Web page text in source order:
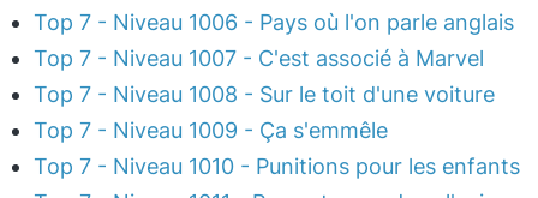
Top 7 - Niveau 1006 - Pays où l'on parle anglais
Top 7 - Niveau 1007 - C'est associé à Marvel
Top 7 - Niveau 1008 - Sur le toit d'une voiture
Top 7 - Niveau 1009 - Ça s'emmêle
Top 7 - Niveau 1010 - Punitions pour les enfants